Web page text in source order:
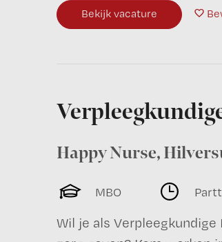
Bekijk vacature
Happy Nurse,
MBO
Wil je als